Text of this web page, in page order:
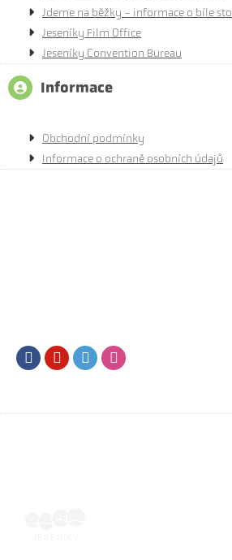
Jdeme na běžky - informace o bíle
Jeseníky Film Office
Jeseníky Convention Bureau
Informace
Obchodní podmínky
Informace o ochraně osobních údajů
FacebookYoutubeTwitter